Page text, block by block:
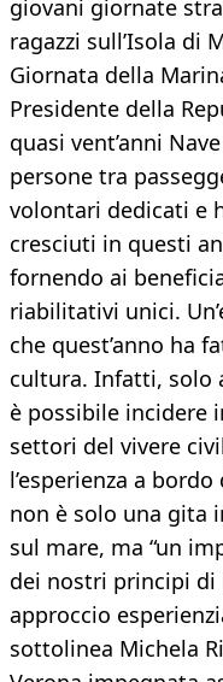
giovani giornate
ragazzi sull’Isola di
Giornata della
Presidente della
quasi vent’anni
persone tra
volontari dedicati e
cresciuti in questi
fornendo ai
riabilitativi unici.
che quest’anno ha
cultura. Infatti, solo
è possibile incidere
settori del vivere
l’esperienza a
non è solo una gita
sul mare, ma “un
dei nostri principi di
approccio
sottolinea Michela